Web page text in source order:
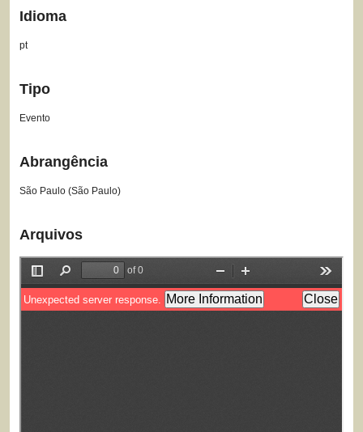
Idioma
pt
Tipo
Evento
Abrangência
São Paulo (São Paulo)
Arquivos